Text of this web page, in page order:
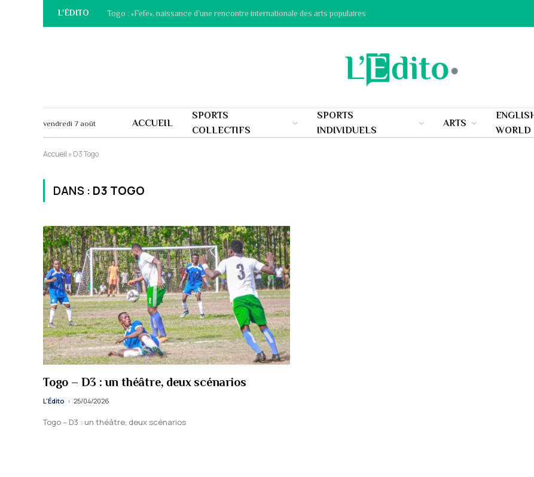
L'ÉDITO Togo : «Fefe», naissance d’une rencontre internationale des arts populaires
vendredi 7 août ACCUEIL
SPORTS
COLLECTIFS
SPORTS
INDIVIDUELS
ARTS
WORLD
Accueil »D3 Togo
DANS : D3 TOGO
Togo – D3 : un théâtre, deux scénarios
L'Édito 25/04/2026
Togo – D3 : un théâtre, deux scénarios